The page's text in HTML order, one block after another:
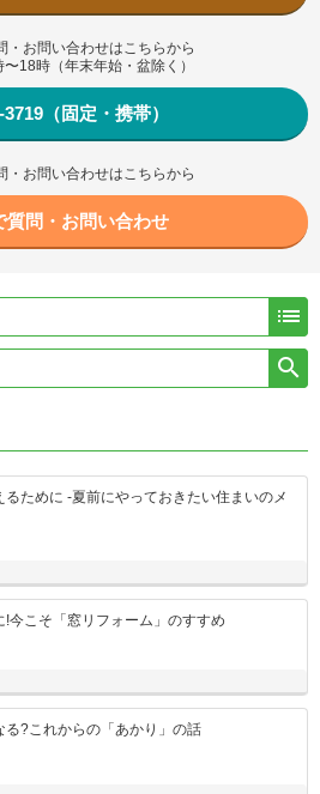
・お問い合わせはこちらから
18時（年末年始・盆除く）
（固定・携帯）
・お問い合わせはこちらから
質問・お問い合わせ


るために -夏前にやっておきたい住まいのメ
!今こそ「窓リフォーム」のすすめ
る?これからの「あかり」の話